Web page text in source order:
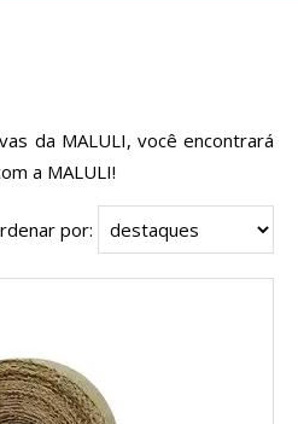
da MALULI, você encontrará
a MALULI!
por: